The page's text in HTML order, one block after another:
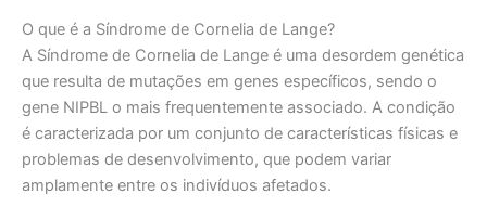
O que é a Síndrome de Cornelia de Lange?
A Síndrome de Cornelia de Lange é uma desordem genética
que resulta de mutações em genes específicos, sendo o
gene NIPBL o mais frequentemente associado. A condição
é caracterizada por um conjunto de características físicas e
problemas de desenvolvimento, que podem variar
amplamente entre os indivíduos afetados.